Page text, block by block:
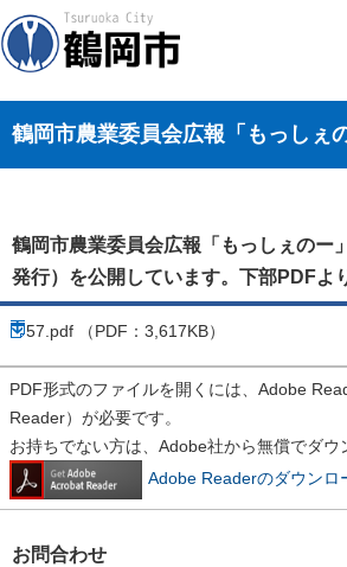
鶴岡市農業委員会広報「もっしぇ
鶴岡市農業委員会広報「もっしぇのー
発行）を公開しています。下部PDFよ
57.pdf （PDF：3,617KB）
PDF形式のファイルを開くには、Adobe
Reader）が必要です。
お持ちでない方は、Adobe社から無償でダウ
Adobe Readerのダウンロ
お問合わせ